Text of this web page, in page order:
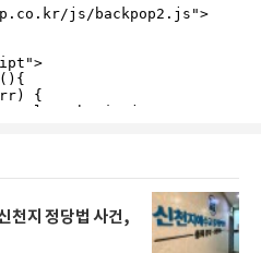
천지 정당법 사건,